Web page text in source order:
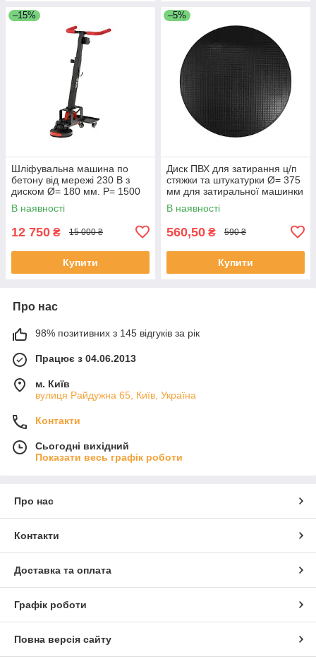
–15%
Шліфувальна машина по
бетону від мережі 230 В з
диском Ø= 180 мм. P= 1500
Вт з опорою Yato YT-82163
В наявності
12 750 ₴ 15 000 ₴
Купити
–5%
Диск ПВХ для затирання ц/п
стяжки та штукатурки Ø= 375
мм для затиральної машинки
YT-82330 Yato YT-82335
В наявності
560,50 ₴ 590 ₴
Купити
Про нас
98% позитивних з 145 відгуків за рік
Працює з 04.06.2013
м. Київ
вулиця Райдужна 65, Київ, Україна
Контакти
Сьогодні вихідний
Показати весь графік роботи
Про нас
Контакти
Доставка та оплата
Графік роботи
Повна версія сайту